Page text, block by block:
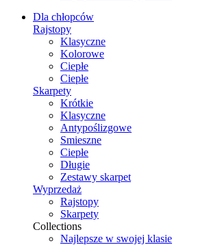
Dla chłopców
Rajstopy
Klasyczne
Kolorowe
Ciepłe
Ciepłe
Skarpety
Krótkie
Klasyczne
Antypoślizgowe
Smieszne
Ciepłe
Długie
Zestawy skarpet
Wyprzedaż
Rajstopy
Skarpety
Collections
Najlepsze w swojej klasie